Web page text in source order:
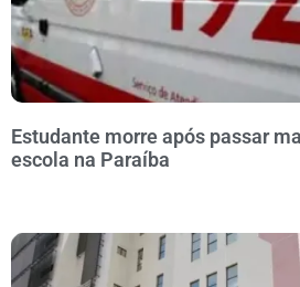
Estudante morre após passar
escola na Paraíba